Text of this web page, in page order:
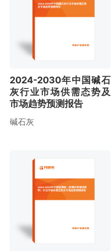
2024-2030年中国碱石灰行业市场供需态势
及市场趋势预测报告
2024-2030年中国碱石
灰行业市场供需态势及
市场趋势预测报告
碱石灰
2024-2030年中国玻璃钢（玻璃纤维增强塑
料）行业市场供需态势及市场趋势预测报告